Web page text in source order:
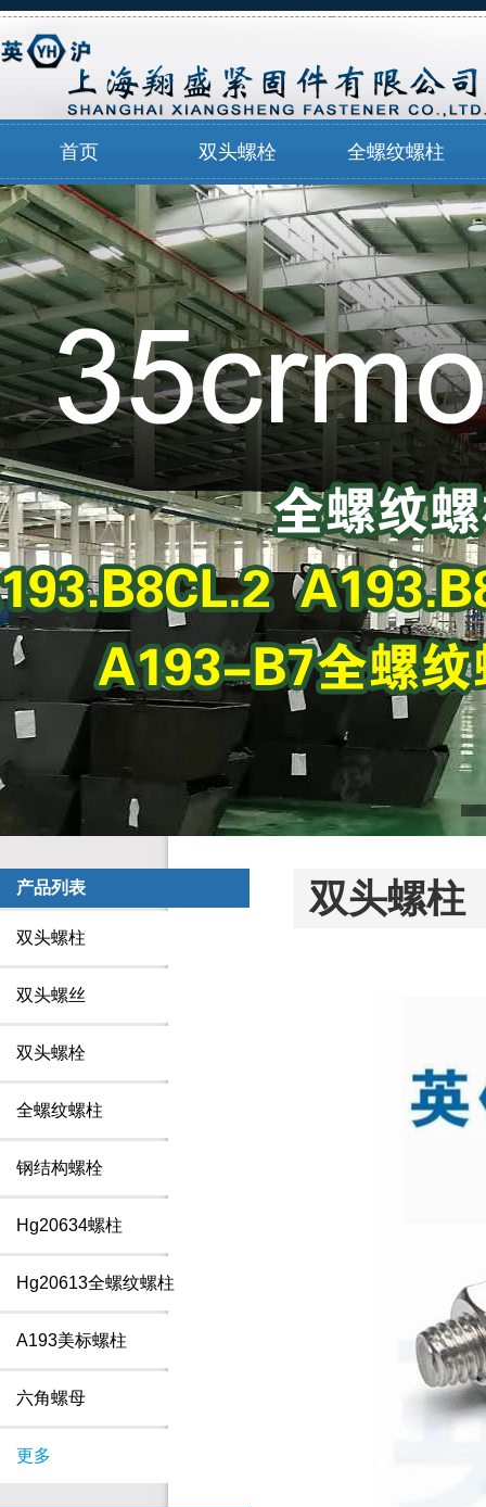
首页 双头螺栓 全螺纹螺柱
产品列表
双头螺柱
双头螺丝
双头螺栓
全螺纹螺柱
钢结构螺栓
Hg20634螺柱
Hg20613全螺纹螺柱
A193美标螺柱
六角螺母
更多
双头螺柱